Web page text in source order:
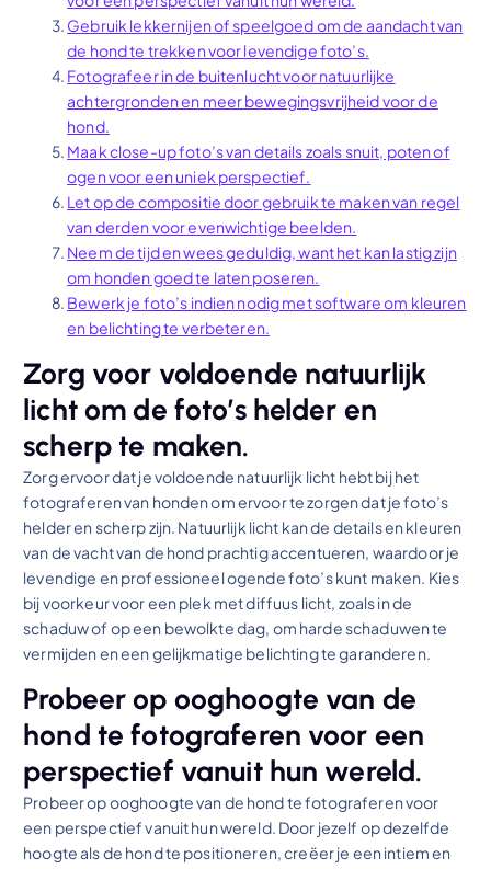
Gebruik lekkernijen of speelgoed om de aandacht van
de hond te trekken voor levendige foto’s.
Fotografeer in de buitenlucht voor natuurlijke
achtergronden en meer bewegingsvrijheid voor de
hond.
Maak close-up foto’s van details zoals snuit, poten of
ogen voor een uniek perspectief.
Let op de compositie door gebruik te maken van regel
van derden voor evenwichtige beelden.
Neem de tijd en wees geduldig, want het kan lastig zijn
om honden goed te laten poseren.
Bewerk je foto’s indien nodig met software om kleuren
en belichting te verbeteren.
Zorg voor voldoende natuurlijk
licht om de foto’s helder en
scherp te maken.
Zorg ervoor dat je voldoende natuurlijk licht hebt bij het
fotograferen van honden om ervoor te zorgen dat je foto’s
helder en scherp zijn. Natuurlijk licht kan de details en kleuren
van de vacht van de hond prachtig accentueren, waardoor je
levendige en professioneel ogende foto’s kunt maken. Kies
bij voorkeur voor een plek met diffuus licht, zoals in de
schaduw of op een bewolkte dag, om harde schaduwen te
vermijden en een gelijkmatige belichting te garanderen.
Probeer op ooghoogte van de
hond te fotograferen voor een
perspectief vanuit hun wereld.
Probeer op ooghoogte van de hond te fotograferen voor
een perspectief vanuit hun wereld. Door jezelf op dezelfde
hoogte als de hond te positioneren, creëer je een intiem en